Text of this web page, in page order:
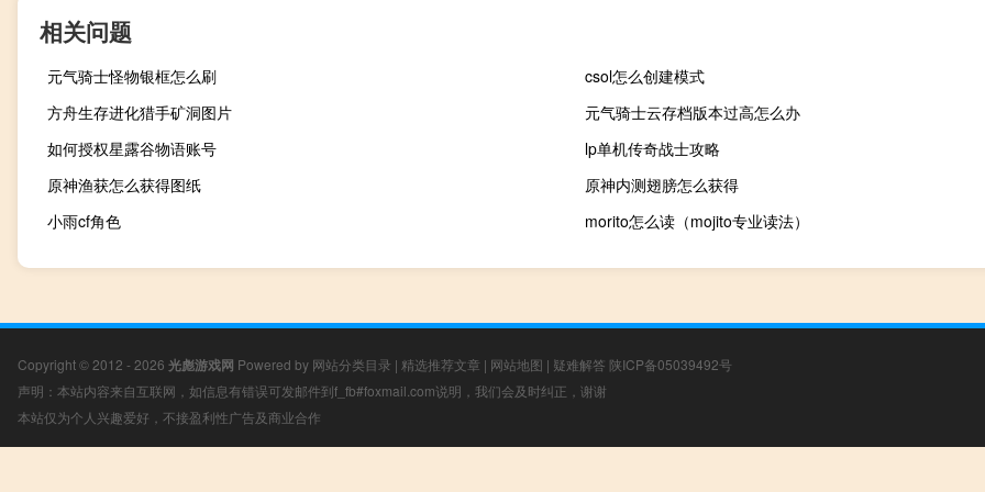
相关问题
元气骑士怪物银框怎么刷
csol怎么创建模式
方舟生存进化猎手矿洞图片
元气骑士云存档版本过高怎么办
如何授权星露谷物语账号
lp单机传奇战士攻略
原神渔获怎么获得图纸
原神内测翅膀怎么获得
小雨cf角色
morito怎么读（mojito专业读法）
Copyright © 2012 - 2026 光彪游戏网 Powered by 网站分类目录 | 精选推荐文章 | 网站地图 | 疑难解答 陕ICP备05039492号
声明：本站内容来自互联网，如信息有错误可发邮件到f_fb#foxmail.com说明，我们会及时纠正，谢谢
本站仅为个人兴趣爱好，不接盈利性广告及商业合作